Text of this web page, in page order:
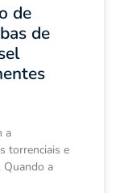
de
de
a
torrenciais e
Quando a